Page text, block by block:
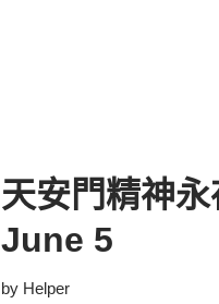
天安門精神
June 5
by Helper